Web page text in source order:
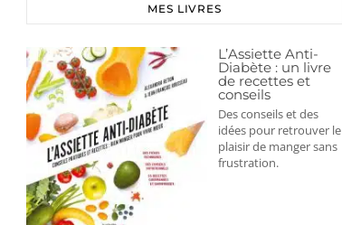
MES LIVRES
L’Assiette Anti-
Diabète : un livre
de recettes et
conseils
Des conseils et des
idées pour retrouver le
plaisir de manger sans
frustration.